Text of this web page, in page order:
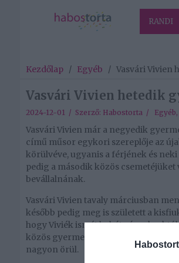
RANDI
Kezdőlap / Egyéb / Vasvári Vivien
Vasvári Vivien hetedik
2024-12-01 / Szerző: Habostorta / Egyéb,
Vasvári Vivien már a negyedik
című műsor egykori szereplője az
körülvéve, ugyanis a férjének és
pedig a második közös
bevállalnának.
Vasvári Vivien tavaly márciusban
később pedig meg is született a
hogy Viviék ismét babát várnak:
közös gyermek. Ha a baba
nagyon örül.